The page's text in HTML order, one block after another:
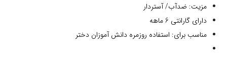
مزیت: ضدآب/ آستردار
دارای گارانتی 6 ماهه
مناسب برای: استفاده روزمره دانش آموزان دختر